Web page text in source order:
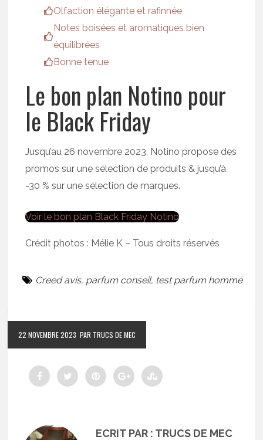
Olfaction élégante et rafinnée
Notes boisées et aromatiques bien
équilibrées
Bonne tenue
Le bon plan Notino pour
le Black Friday
Jusqu’au 26 novembre 2023, Notino propose des
promos sur une sélection de produits & jusqu’à
-30 % sur une sélection de marques.
Voir le bon plan Black Friday Notino
Crédit photos : Mélie K – Tous droits réservés
Creed avis, parfum conseil, test parfum homme
22 NOVEMBRE 2023 PAR TRUCS DE MEC
ECRIT PAR : TRUCS DE MEC